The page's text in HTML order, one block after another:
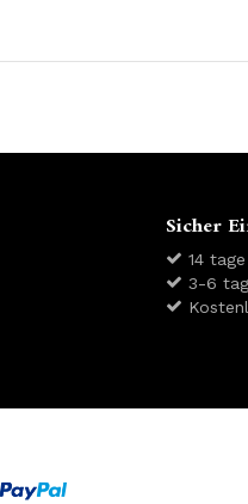
Sicher
14
3-6